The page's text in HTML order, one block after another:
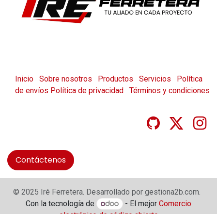
Inicio Sobre nosotros Productos Servicios
Política
de envíos Política de privacidad Términos y condiciones
Contáctenos
© 2025 Iré Ferretera. Desarrollado por gestiona2b.com.
Con la tecnología de
- El mejor Comercio